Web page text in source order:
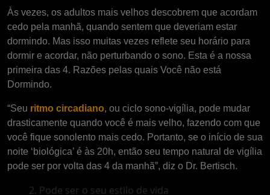
Às vezes, os adultos mais velhos descobrem que acordam
cedo pela manhã, quando sentem que deveriam estar
dormindo. Mas isso muitas vezes reflete seu horário para
dormir e acordar, não perturbando o sono. Esta é a nossa
primeira das 4. Razões pelas quais Você não está
Dormindo.
“Seu ritmo circadiano, ou ciclo sono-vigília, pode mudar
drasticamente quando você é mais velho, fazendo com que
você fique sonolento mais cedo. Portanto, se o início de sua
noite ‘biológica’ é às 20h, então seu tempo natural de vigília
pode ser por volta das 4 da manhã”, diz o Dr. Bertisch.
Pode ser o seu estilo de vida